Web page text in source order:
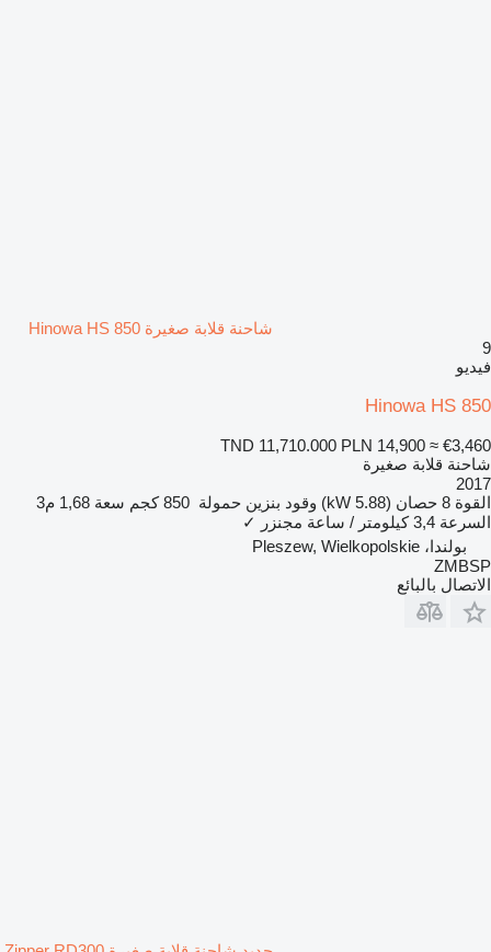
شاحنة قلابة صغيرة Hinowa HS 850
9
فيديو
Hinowa HS 850
TND 11,710.000 PLN 14,900 ≈ €3,460
شاحنة قلابة صغيرة
2017
القوة 8 حصان (5.88 kW) وقود بنزين حمولة 850 كجم سعة 1,68 م3
السرعة 3,4 كيلومتر / ساعة مجنزر
✓
بولندا، Pleszew, Wielkopolskie
ZMBSP
الاتصال بالبائع